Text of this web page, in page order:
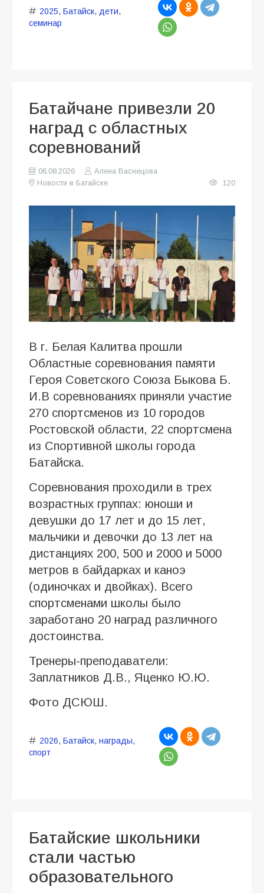
2025, Батайск, дети,
семинар
Батайчане привезли 20
наград с областных
соревнований
06.08.2026
Алена Васнецова
Новости в Батайске
120
В г. Белая Калитва прошли
Областные соревнования памяти
Героя Советского Союза Быкова Б.
И.В соревнованиях приняли участие
270 спортсменов из 10 городов
Ростовской области, 22 спортсмена
из Спортивной школы города
Батайска.
Соревнования проходили в трех
возрастных группах: юноши и
девушки до 17 лет и до 15 лет,
мальчики и девочки до 13 лет на
дистанциях 200, 500 и 2000 и 5000
метров в байдарках и каноэ
(одиночках и двойках). Всего
спортсменами школы было
заработано 20 наград различного
достоинства.
Тренеры-преподаватели:
Заплатников Д.В., Яценко Ю.Ю.
Фото ДСЮШ.
2026, Батайск, награды,
спорт
Батайские школьники
стали частью
образовательного